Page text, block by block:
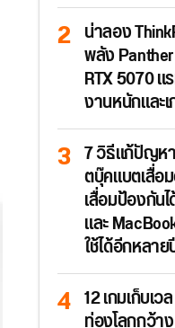
น่าลอง
พลัง
RTX 5070
งานหนักและ
7 วิธีแก้ปัญห
ตบุ๊คแบตเสื่อ
เสื่อมป้องกัน
และ
ใช้ได้อีกหลา
12 เกมเก็บเ